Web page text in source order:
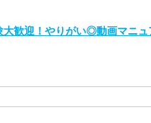
大歓迎！やりがい◎動画マニュ